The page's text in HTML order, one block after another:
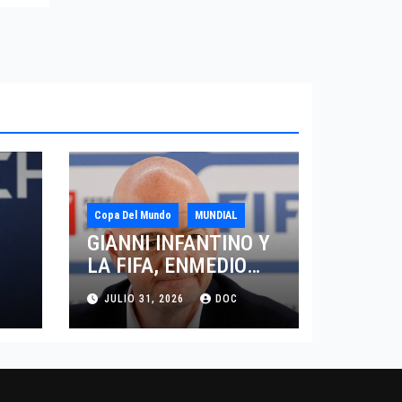
Copa Del Mundo MUNDIAL
GIANNI INFANTINO Y
LA FIFA, ENMEDIO
DEL HURACAN
JULIO 31, 2026 DOC